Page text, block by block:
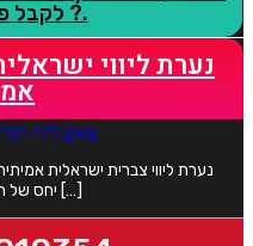
לקבל פרטים בבקשה ?.
נערת ליווי צברית ישראלית
יחס של חברה שאתה עוד עלול להתאהב בה. יכולה […]